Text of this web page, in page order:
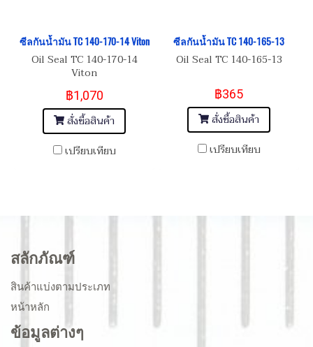
ซีลกันน้ำมัน TC 140-170-14 Viton
Oil Seal TC 140-170-14
Viton
฿1,070
สั่งซื้อสินค้า
เปรียบเทียบ
ซีลกันน้ำมัน TC 140-165-13
Oil Seal TC 140-165-13
฿365
สั่งซื้อสินค้า
เปรียบเทียบ
สลักภัณฑ์
สินค้าแบ่งตามประเภท
หน้าหลัก
ข้อมูลต่างๆ